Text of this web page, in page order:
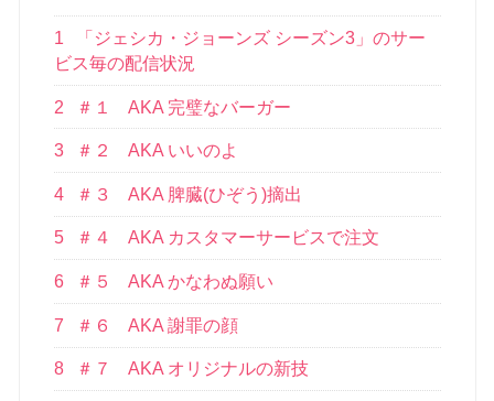
1
「ジェシカ・ジョーンズ シーズン3」のサー
ビス毎の配信状況
2 ＃１ AKA 完璧なバーガー
3 ＃２ AKA いいのよ
4 ＃３ AKA 脾臓(ひぞう)摘出
5 ＃４ AKA カスタマーサービスで注文
6 ＃５ AKA かなわぬ願い
7 ＃６ AKA 謝罪の顔
8 ＃７ AKA オリジナルの新技